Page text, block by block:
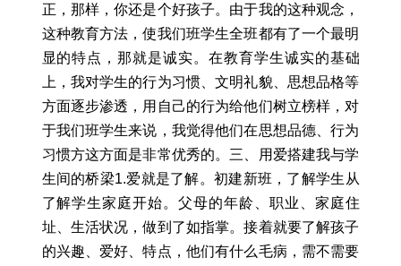
正，那样，你还是个好孩子。由于我的这种观念，
这种教育方法，使我们班学生全班都有了一个最明
显的特点，那就是诚实。在教育学生诚实的基础
上，我对学生的行为习惯、文明礼貌、思想品格等
方面逐步渗透，用自己的行为给他们树立榜样，对
于我们班学生来说，我觉得他们在思想品德、行为
习惯方这方面是非常优秀的。三、用爱搭建我与学
生间的桥梁1.爱就是了解。初建新班，了解学生从
了解学生家庭开始。父母的年龄、职业、家庭住
址、生活状况，做到了如指掌。接着就要了解孩子
的兴趣、爱好、特点，他们有什么毛病，需不需要